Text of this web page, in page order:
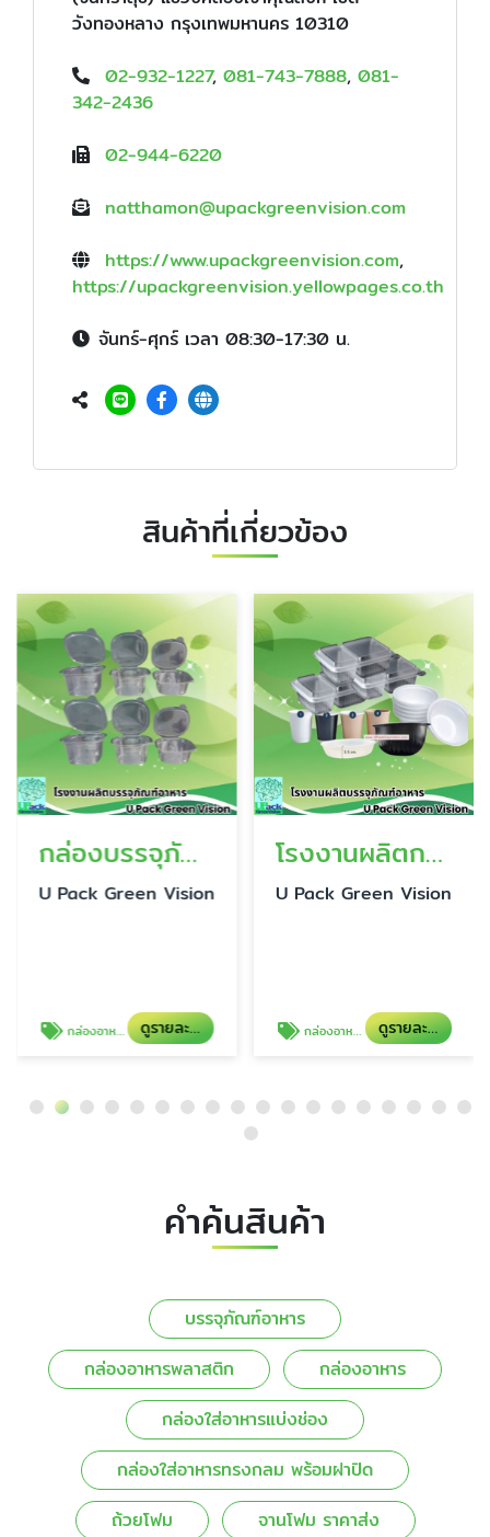
วังทองหลาง กรุงเทพมหานคร 10310
02-932-1227, 081-743-7888, 081-
342-2436
02-944-6220
natthamon@upackgreenvision.com
https://www.upackgreenvision.com,
https://upackgreenvision.yellowpages.co.th
จันทร์-ศุกร์ เวลา 08:30-17:30 น.
สินค้าที่เกี่ยวข้อง
กล่องบรรจุภัณฑ์พลาสติก
U Pack Green Vision
กล่องอาหารพลาสติก ดูรายละเอียด
โรงงานผลิตกล่องอาหาร
U Pack Green Vision
กล่องอาหาร ดูรายละเอียด
คำค้นสินค้า
บรรจุภัณฑ์อาหาร
กล่องอาหารพลาสติก
กล่องอาหาร
กล่องใส่อาหารแบ่งช่อง
กล่องใส่อาหารทรงกลม พร้อมฝาปิด
ถ้วยโฟม
จานโฟม ราคาส่ง